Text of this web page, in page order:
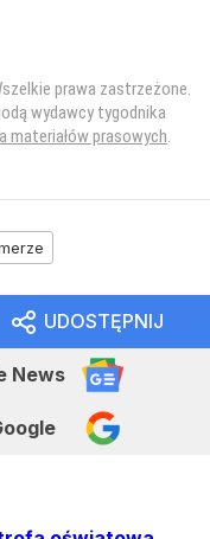
prawa zastrzeżone.
wydawcy tygodnika
materiałów prasowych
UDOSTĘPNIJ
News